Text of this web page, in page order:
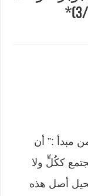
مبدأ :” أن
ككُلٍّ ولا
يحيل أصل هذه